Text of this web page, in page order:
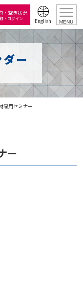
・空き状況
・ログイン English MENU
ー
雇用セミナー
ー